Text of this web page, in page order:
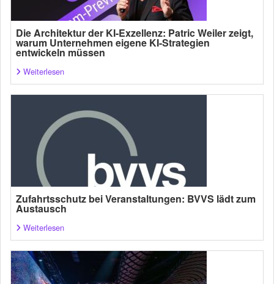
Die Architektur der KI-Exzellenz: Patric Weiler zeigt,
warum Unternehmen eigene KI-Strategien
entwickeln müssen
Weiterlesen
Zufahrtsschutz bei Veranstaltungen: BVVS lädt zum
Austausch
Weiterlesen